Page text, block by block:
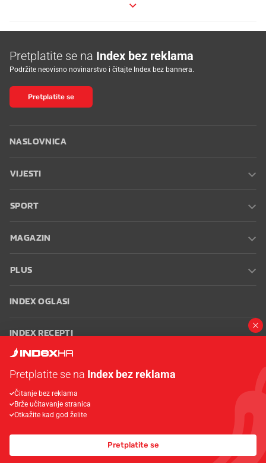
Pretplatite se na Index bez reklama
Podržite neovisno novinarstvo i čitajte Index bez bannera.
Pretplatite se
NASLOVNICA
VIJESTI
SPORT
MAGAZIN
PLUS
INDEX OGLASI
INDEX RECEPTI
Oglašavanje Zaposli se na Indexu
korištenja
Postavke kolačića
© 2026 Index
Pretplatite se na Index bez reklama
Čitanje bez reklama
Brže učitavanje stranica
Otkažite kad god želite
Pretplatite se